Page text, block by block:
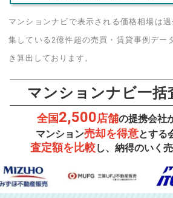
マンションナビで表示される価格相場は
集している2億件超の売買・賃貸事例デー
き算出しております。
マンションナビ一括
全国2,500店舗の提携会社
マンション売却を得意とする
査定額を比較し、納得のいく